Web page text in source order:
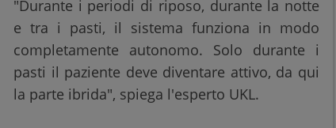
"Durante i periodi di riposo, durante la notte
e tra i pasti, il sistema funziona in modo
completamente autonomo. Solo durante i
pasti il paziente deve diventare attivo, da qui
la parte ibrida", spiega l'esperto UKL.